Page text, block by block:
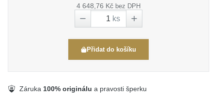
4 648,76 Kč bez DPH
ks
Přidat do košíku
Záruka 100% originálu a pravosti šperku